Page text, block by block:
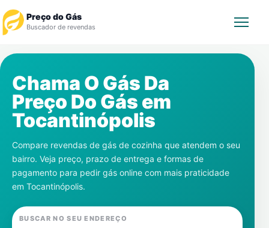
Preço do Gás
Buscador de revendas
Revendedor
Notícias
Cadastre-se
Gás
Contatos
Chama O Gás Da
Preço Do Gás em
Tocantinópolis
Compare revendas de gás de cozinha que atendem o seu
bairro. Veja preço, prazo de entrega e formas de
pagamento para pedir gás online com mais praticidade
em Tocantinópolis.
BUSCAR NO SEU ENDEREÇO